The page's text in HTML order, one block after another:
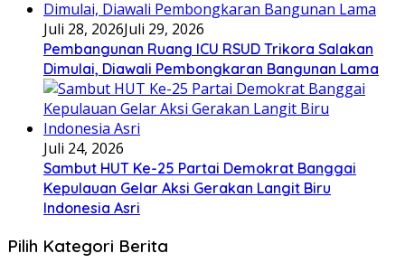
Juli 28, 2026Juli 29, 2026
Pembangunan Ruang ICU RSUD Trikora Salakan
Dimulai, Diawali Pembongkaran Bangunan Lama
Juli 24, 2026
Sambut HUT Ke-25 Partai Demokrat Banggai
Kepulauan Gelar Aksi Gerakan Langit Biru
Indonesia Asri
Pilih Kategori Berita